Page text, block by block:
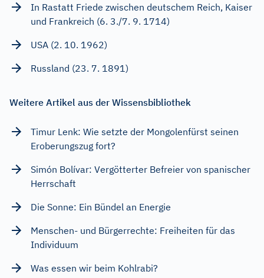
In Rastatt Friede zwischen deutschem Reich, Kaiser
und Frankreich (6. 3./7. 9. 1714)
USA (2. 10. 1962)
Russland (23. 7. 1891)
Weitere Artikel aus der Wissensbibliothek
Timur Lenk: Wie setzte der Mongolenfürst seinen
Eroberungszug fort?
Simón Bolívar: Vergötterter Befreier von spanischer
Herrschaft
Die Sonne: Ein Bündel an Energie
Menschen- und Bürgerrechte: Freiheiten für das
Individuum
Was essen wir beim Kohlrabi?